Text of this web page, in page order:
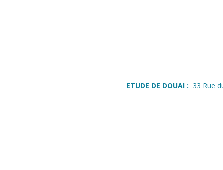
ETUDE DE DOUAI : 33 Rue